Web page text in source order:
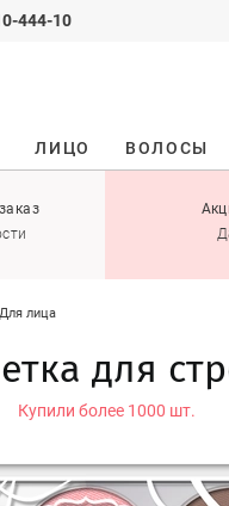
444-10
ЛИЦО ВОЛОСЫ
Для лица
для
Купили более 1000 шт.